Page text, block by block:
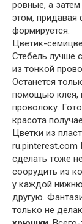
ровные, а затем
этом, придавая
формируется.
Цветик-
Стебель лучше
из тонкой
Останется
помощью клея,
проволоку.
красота
Цветки из
ru.pinterest.com
сделать тоже
соорудить из
у каждой
другую.
только не